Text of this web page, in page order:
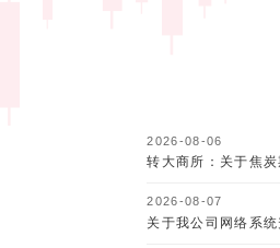
2026-08-06
转大商所：关于焦
2026-08-07
关于我公司网络系